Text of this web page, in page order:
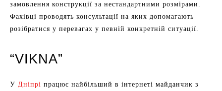
замовлення конструкції за нестандартними розмірами.
Фахівці проводять консультації на яких допомагають
розібратися у перевагах у певній конкретній ситуації.
“VIKNA”
У Дніпрі працює найбільший в інтернеті майданчик з